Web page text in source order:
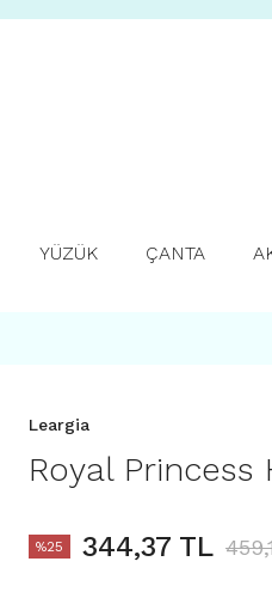
YÜZÜK ÇANTA
Leargia
Royal Princess
%25 344,37 TL